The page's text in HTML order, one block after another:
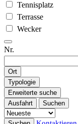
Tennisplatz
Terrasse
Wecker
Nr.
Ort
Typologie
Erweiterte suche
Ausfahrt
Suchen